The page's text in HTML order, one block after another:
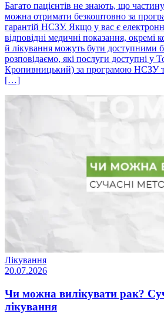
Багато пацієнтів не знають, що
можна отримати безкоштовно за
гарантій НСЗУ. Якщо у вас є
відповідні медичні показання, окремі
й лікування можуть бути доступними
розповідаємо, які послуги доступні у
Кропивницький) за програмою НСЗУ
[…]
Лікування
20.07.2026
Чи можна вилікувати рак?
лікування